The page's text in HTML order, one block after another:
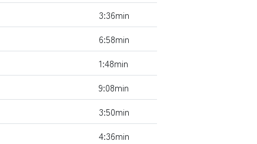
3:36min
6:58min
1:48min
9:08min
3:50min
4:36min